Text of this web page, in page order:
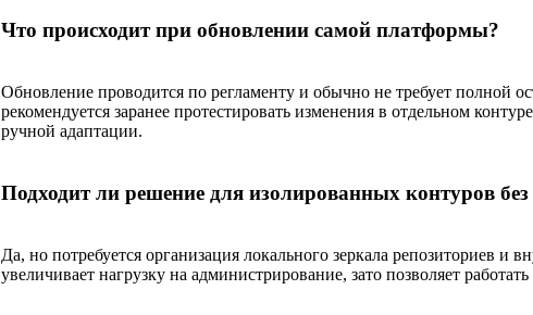
Что происходит при обновлении самой платформы?
Обновление проводится по регламенту и обычно не требует полной
рекомендуется заранее протестировать изменения в отдельном
ручной адаптации.
Подходит ли решение для изолированных контуров без
Да, но потребуется организация локального зеркала репозиториев и
увеличивает нагрузку на администрирование, зато позволяет